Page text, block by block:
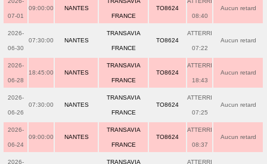
07-01
09:00:00 NANTES
FRANCE
TO8624
08:40
Aucun retard
2026-
06-30
07:30:00 NANTES
TRANSAVIA
FRANCE
TO8624
ATTERRI
07:22
Aucun retard
2026-
06-28
18:45:00 NANTES
TRANSAVIA
FRANCE
TO8624
ATTERRI
18:43
Aucun retard
2026-
06-26
07:30:00 NANTES
TRANSAVIA
FRANCE
TO8624
ATTERRI
07:25
Aucun retard
2026-
06-24
09:00:00 NANTES
TRANSAVIA
FRANCE
TO8624
ATTERRI
08:37
Aucun retard
2026- TRANSAVIA ATTERRI